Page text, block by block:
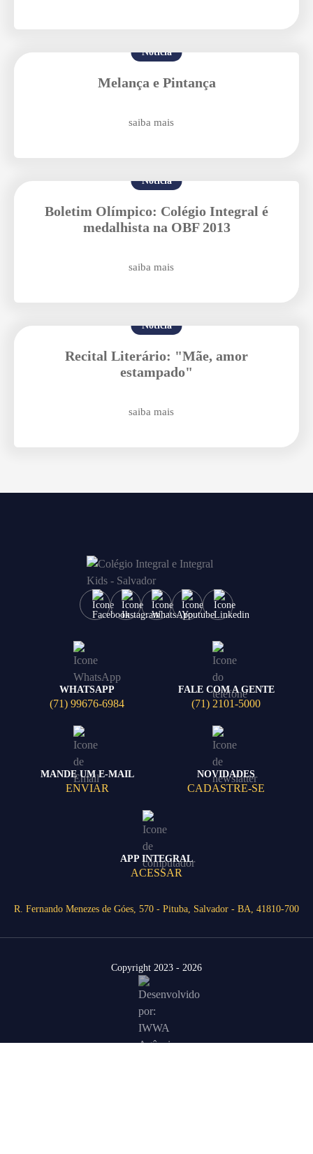
Notícia
Melança e Pintança
saiba mais
Notícia
Boletim Olímpico: Colégio Integral é
medalhista na OBF 2013
saiba mais
Notícia
Recital Literário: "Mãe, amor
estampado"
saiba mais
WHATSAPP
(71) 99676-6984
FALE COM A GENTE
(71) 2101-5000
MANDE UM E-MAIL
ENVIAR
NOVIDADES
CADASTRE-SE
APP INTEGRAL
ACESSAR
R. Fernando Menezes de Góes, 570 - Pituba, Salvador - BA, 41810-700
Copyright 2023 - 2026